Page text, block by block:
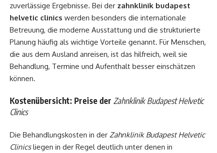
zuverlässige Ergebnisse. Bei der zahnklinik budapest
helvetic clinics werden besonders die internationale
Betreuung, die moderne Ausstattung und die strukturierte
Planung häufig als wichtige Vorteile genannt. Für Menschen,
die aus dem Ausland anreisen, ist das hilfreich, weil sie
Behandlung, Termine und Aufenthalt besser einschätzen
können.
Kostenübersicht: Preise der Zahnklinik Budapest Helvetic
Clinics
Die Behandlungskosten in der Zahnklinik Budapest Helvetic
Clinicsliegen in der Regel deutlich unter denen in